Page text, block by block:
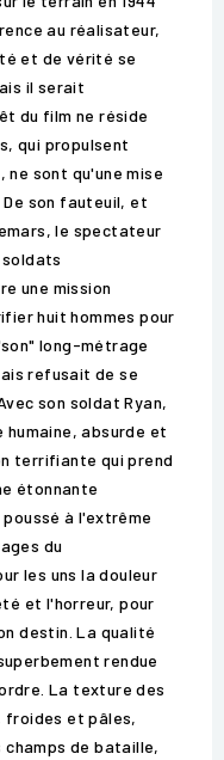
au réalisateur,
et de vérité se
il serait
du film ne réside
qui propulsent
sont qu'une mise
De son fauteuil, et
le spectateur
soldats
une mission
huit hommes pour
long-métrage
refusait de se
son soldat Ryan,
absurde et
terrifiante qui prend
étonnante
à l'extrême
du
les uns la douleur
et l'horreur, pour
destin. La qualité
rendue
La texture des
froides et pâles,
de bataille,